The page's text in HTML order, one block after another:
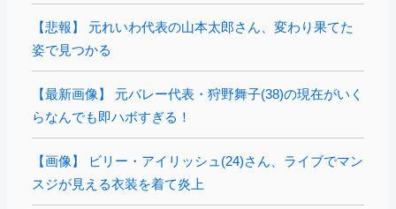
【悲報】 元れいわ代表の山本太郎さん、変わり果てた
姿で見つかる
【最新画像】 元バレー代表・狩野舞子(38)の現在がいく
らなんでも即ハボすぎる！
【画像】 ビリー・アイリッシュ(24)さん、ライブでマン
スジが見える衣装を着て炎上